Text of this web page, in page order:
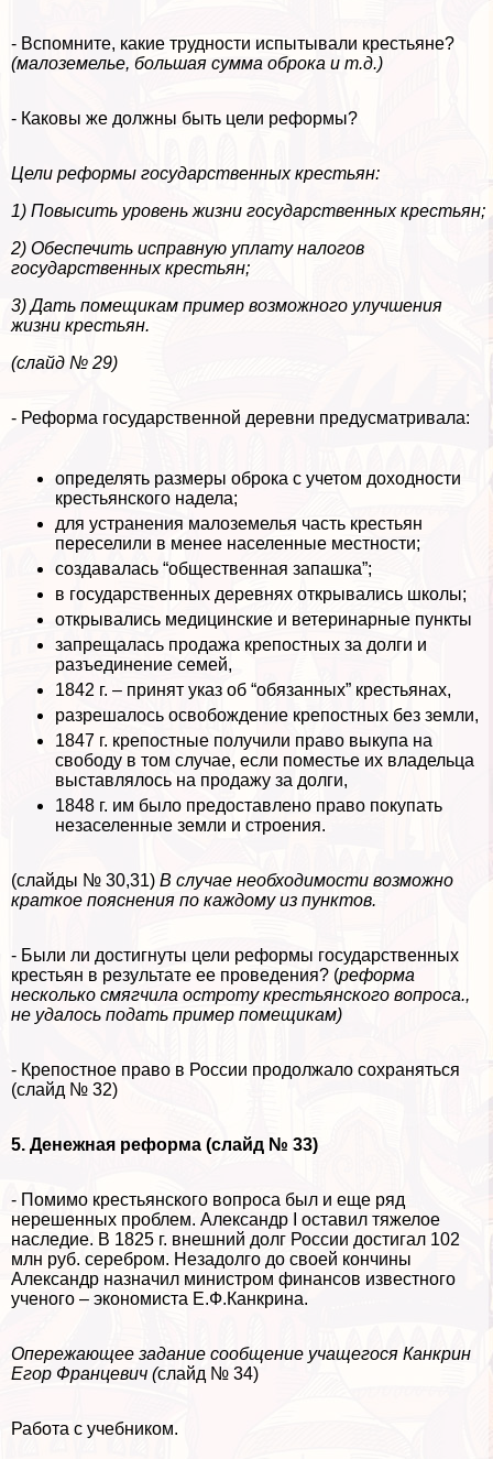
- Вспомните, какие трудности испытывали крестьяне?
(малоземелье, большая сумма оброка и т.д.)
- Каковы же должны быть цели реформы?
Цели реформы государственных крестьян:
1) Повысить уровень жизни государственных крестьян;
2) Обеспечить исправную уплату налогов
государственных крестьян;
3) Дать помещикам пример возможного улучшения
жизни крестьян.
(слайд № 29)
- Реформа государственной деревни предусматривала:
определять размеры оброка с учетом доходности
крестьянского надела;
для устранения малоземелья часть крестьян
переселили в менее населенные местности;
создавалась “общественная запашка”;
в государственных деревнях открывались школы;
открывались медицинские и ветеринарные пункты
запрещалась продажа крепостных за долги и
разъединение семей,
1842 г. – принят указ об “обязанных” крестьянах,
разрешалось освобождение крепостных без земли,
1847 г. крепостные получили право выкупа на
свободу в том случае, если поместье их владельца
выставлялось на продажу за долги,
1848 г. им было предоставлено право покупать
незаселенные земли и строения.
(слайды № 30,31) В случае необходимости возможно
краткое пояснения по каждому из пунктов.
- Были ли достигнуты цели реформы государственных
крестьян в результате ее проведения? (реформа
несколько смягчила остроту крестьянского вопроса.,
не удалось подать пример помещикам)
- Крепостное право в России продолжало сохраняться
(слайд № 32)
5. Денежная реформа (слайд № 33)
- Помимо крестьянского вопроса был и еще ряд
нерешенных проблем. Александр I оставил тяжелое
наследие. В 1825 г. внешний долг России достигал 102
млн руб. серебром. Незадолго до своей кончины
Александр назначил министром финансов известного
ученого – экономиста Е.Ф.Канкрина.
Опережающее задание сообщение учащегося Канкрин
Егор Францевич (слайд № 34)
Работа с учебником.